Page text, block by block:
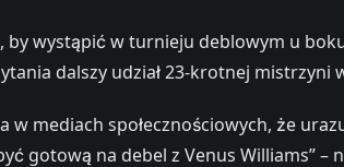
by wystąpić w turnieju deblowym u
dalszy udział 23-krotnej
w mediach społecznościowych, że
gotową na debel z Venus Williams”